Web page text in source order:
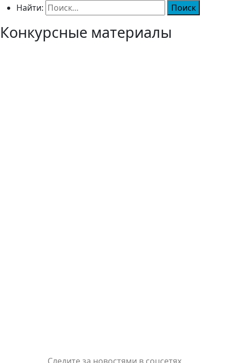
Найти:
Конкурсные материалы